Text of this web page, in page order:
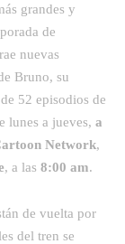
grandes y
de
nuevas
Bruno, su
52 episodios de
lunes a jueves, a
Network,
, a las 8:00 am.
de vuelta por
del tren se